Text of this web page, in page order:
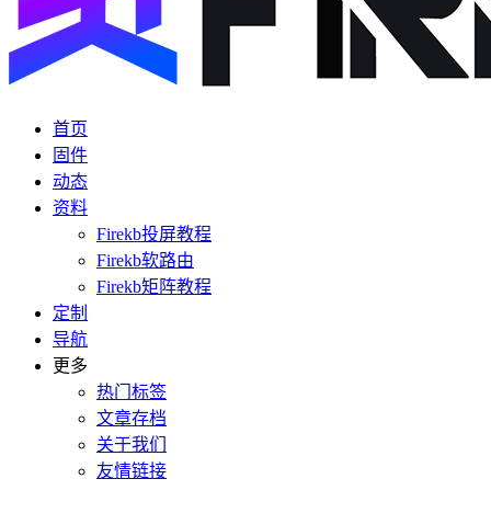
首页
固件
动态
资料
Firekb投屏教程
Firekb软路由
Firekb矩阵教程
定制
导航
更多
热门标签
文章存档
关于我们
友情链接